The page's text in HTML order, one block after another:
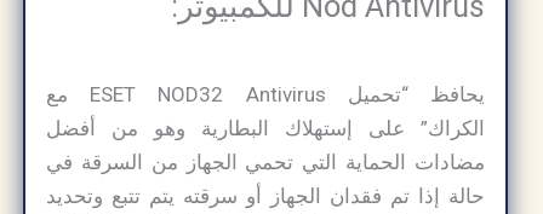
يحافظ “تحميل ESET NOD32 Antivirus مع
الكراك” على إستهلاك البطارية وهو من أفضل
مضادات الحماية التي تحمي الجهاز من السرقة في
حالة إذا تم فقدان الجهاز أو سرقته يتم تتبع وتحديد